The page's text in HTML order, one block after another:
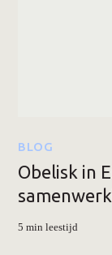
BLOG
Obelisk in
5 min leestijd